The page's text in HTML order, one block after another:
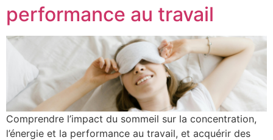
performance au travail
Comprendre l’impact du sommeil sur la concentration,
l’énergie et la performance au travail, et acquérir des